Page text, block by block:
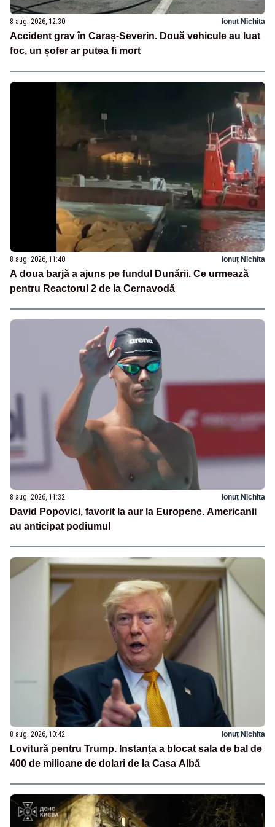
8 aug. 2026, 12:30 Ionuț Nichita
Accident grav în Caraș-Severin. Două vehicule au luat
foc, un șofer ar putea fi mort
8 aug. 2026, 11:40 Ionuț Nichita
A doua barjă a ajuns pe fundul Dunării. Ce urmează
pentru Reactorul 2 de la Cernavodă
8 aug. 2026, 11:32 Ionuț Nichita
David Popovici, favorit la aur la Europene. Americanii
au anticipat podiumul
8 aug. 2026, 10:42 Ionuț Nichita
Lovitură pentru Trump. Instanța a blocat sala de bal de
400 de milioane de dolari de la Casa Albă